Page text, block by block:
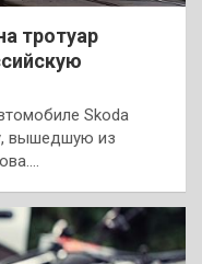
тротуар
Skoda
вышедшую из